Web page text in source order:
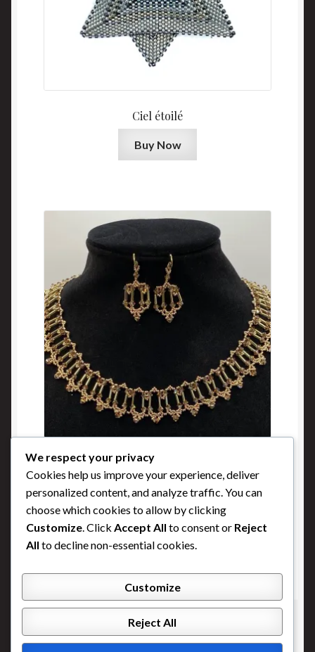
Ciel étoilé
Buy Now
Chandelier doré
Buy Now
© Conception Phenix 2023, Photos d'acceuil : Avril
We respect your privacy
Cookies help us improve your experience, deliver
personalized content, and analyze traffic. You can
choose which cookies to allow by clicking
Customize. Click Accept All to consent or Reject
All to decline non-essential cookies.
Customize
Reject All